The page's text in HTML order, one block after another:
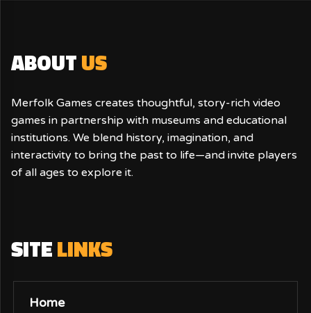
ABOUTUS
Merfolk Games creates thoughtful, story-rich video
games in partnership with museums and educational
institutions. We blend history, imagination, and
interactivity to bring the past to life—and invite players
of all ages to explore it.
SITELINKS
Home